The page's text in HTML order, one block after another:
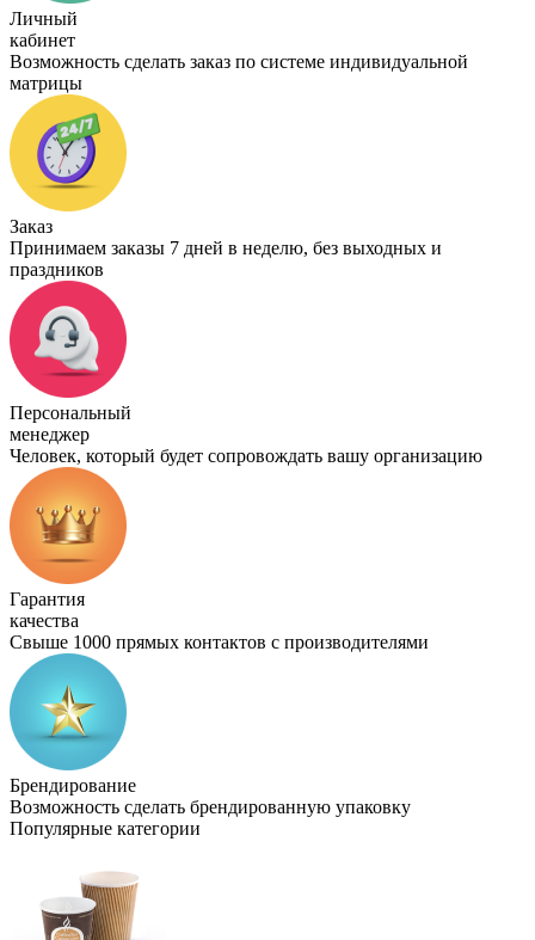
Личный
кабинет
Возможность сделать заказ по системе индивидуальной
матрицы
Заказ
Принимаем заказы 7 дней в неделю, без выходных и
праздников
Персональный
менеджер
Человек, который будет сопровождать вашу организацию
Гарантия
качества
Свыше 1000 прямых контактов с производителями
Брендирование
Возможность сделать брендированную упаковку
Популярные категории